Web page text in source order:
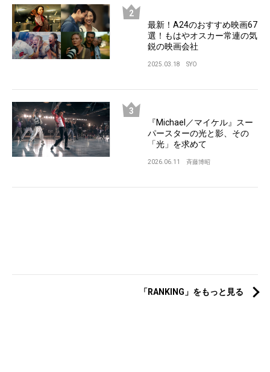
最新！A24のおすすめ映画67
選！もはやオスカー常連の気
鋭の映画会社
2025.03.18 SYO
『Michael／マイケル』スー
パースターの光と影、その
「光」を求めて
2026.06.11 斉藤博昭
「RANKING」をもっと見る